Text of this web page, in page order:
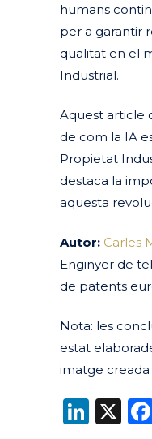
humans
per a garantir
qualitat en el
Industrial.
Aquest article
de com la IA
Propietat
destaca la
aquesta
Autor: Carles
Enginyer de
de patents
Nota: les
estat
imatge creada
X